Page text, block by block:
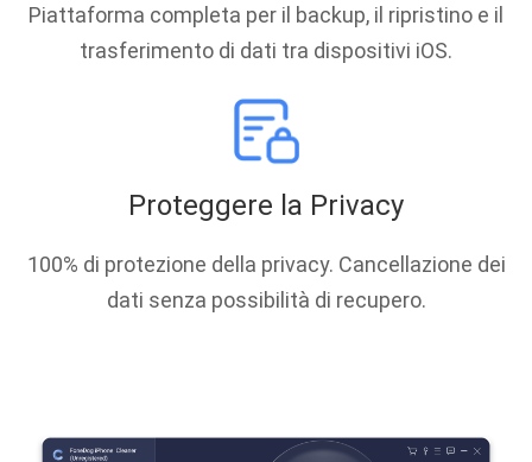
Piattaforma completa per il backup, il ripristino e il
trasferimento di dati tra dispositivi iOS.
Proteggere la Privacy
100% di protezione della privacy. Cancellazione dei
dati senza possibilità di recupero.